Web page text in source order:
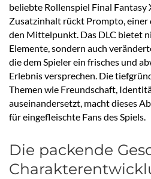
beliebte Rollenspiel Final Fantasy
Zusatzinhalt rückt Prompto, einer
den Mittelpunkt. Das DLC bietet
Elemente, sondern auch
die dem Spieler ein frisches und
Erlebnis versprechen. Die
Themen wie Freundschaft,
auseinandersetzt, macht dieses
für eingefleischte Fans des Spiels.
Die packende